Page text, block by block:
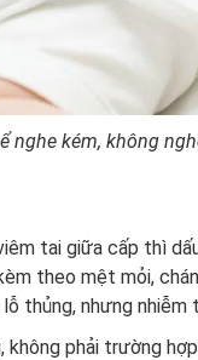
nghe kém, không
tai giữa cấp thì
theo mệt mỏi,
thủng, nhưng
không phải trường